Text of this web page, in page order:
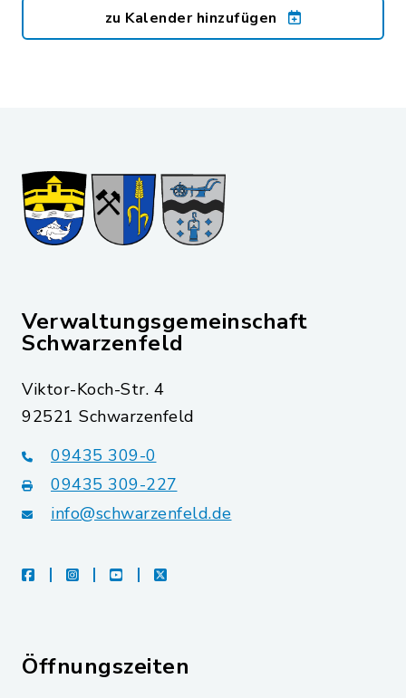
zu Kalender hinzufügen
Verwaltungsgemeinschaft
Schwarzenfeld
Viktor-Koch-Str. 4
92521 Schwarzenfeld
09435 309-0
09435 309-227
info@schwarzenfeld.de
facebookinstagramyoutubeX
Öffnungszeiten